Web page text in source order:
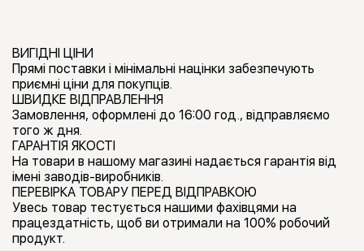
ВИГІДНІ ЦІНИ
Прямі поставки і мінімальні націнки забезпечують
приємні ціни для покупців.
ШВИДКЕ ВІДПРАВЛЕННЯ
Замовлення, оформлені до 16:00 год., відправляємо
того ж дня.
ГАРАНТІЯ ЯКОСТІ
На товари в нашому магазині надається гарантія від
імені заводів-виробників.
ПЕРЕВІРКА ТОВАРУ ПЕРЕД ВІДПРАВКОЮ
Увесь товар тестується нашими фахівцями на
працездатність, щоб ви отримали на 100% робочий
продукт.